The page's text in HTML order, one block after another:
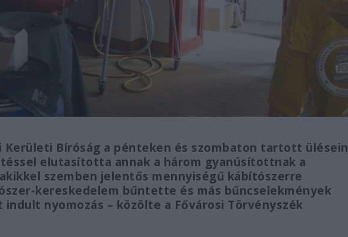
Kerületi Bíróság a pénteken és szombaton tartott ülésein
elutasította annak a három gyanúsítottnak a
szemben jelentős mennyiségű kábítószerre
kereskedelem bűntette és más bűncselekmények
nyomozás – közölte a Fővárosi Törvényszék